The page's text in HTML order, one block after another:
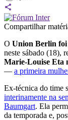
Compartilhar
O Union Berlin foi
neste sábado (18),
Marie-Louise Eta
— a primeira
Ex-técnica do time
interinamente na
Baumgart. Ela
da temporada e,